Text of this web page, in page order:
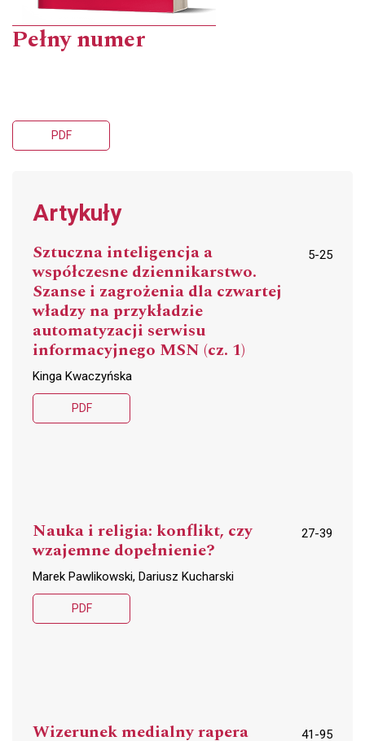
Pełny numer
PDF
Artykuły
Sztuczna inteligencja a
współczesne dziennikarstwo.
Szanse i zagrożenia dla czwartej
władzy na przykładzie
automatyzacji serwisu
informacyjnego MSN (cz. 1)
5-25
Kinga Kwaczyńska
PDF
Nauka i religia: konflikt, czy
wzajemne dopełnienie?
27-39
Marek Pawlikowski, Dariusz Kucharski
PDF
Wizerunek medialny rapera
41-95